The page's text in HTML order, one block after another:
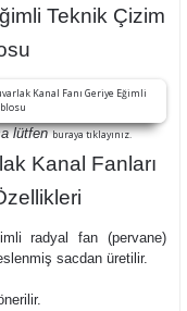
Teknik Çizim
lütfenburaya tıklayınız.
Kanal Fanları
radyal fan (pervane)
sacdan üretilir.